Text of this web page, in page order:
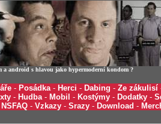
a android s hlavou jako hypermoderní kondom ?
- Posádka- Herci - Dabing - Ze zákulisí
- Hudba- Mobil - Kostýmy - Dodatky -
NSFAQ - Vzkazy - Srazy - Download -